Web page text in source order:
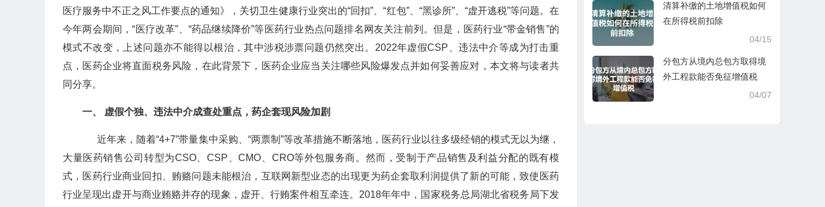
医疗服务中不正之风工作要点的通知》，关切卫生健康行业突出的“回扣”、“红包”、“黑诊所”、“虚开逃税”等问题。在
今年两会期间，“医疗改革”、“药品继续降价”等医药行业热点问题排名网友关注前列。但是，医药行业“带金销售”的
模式不改变，上述问题亦不能得以根治，其中涉税涉票问题仍然突出。2022年虚假CSP、违法中介等成为打击重
点，医药企业将直面税务风险，在此背景下，医药企业应当关注哪些风险爆发点并如何妥善应对，本文将与读者共
同分享。
一、 虚假个独、违法中介成查处重点，药企套现风险加剧
近年来，随着“4+7”带量集中采购、“两票制”等改革措施不断落地，医药行业以往多级经销的模式无以为继，
大量医药销售公司转型为CSO、CSP、CMO、CRO等外包服务商。然而，受制于产品销售及利益分配的既有模
式，医药行业商业回扣、贿赂问题未能根治，互联网新型业态的出现更为药企套取利润提供了新的可能，致使医药
行业呈现出虚开与商业贿赂并存的现象，虚开、行贿案件相互牵连。2018年年中，国家税务总局湖北省税务局下发
清算补缴的土地增值税如何
在所得税前扣除
04/15
分包方从境内总包方取得境
外工程款能否免征增值税
04/07